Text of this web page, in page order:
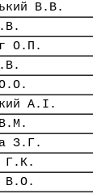
В.В.
О.П.
А.І.
З.Г.
Г.К.
В.О.